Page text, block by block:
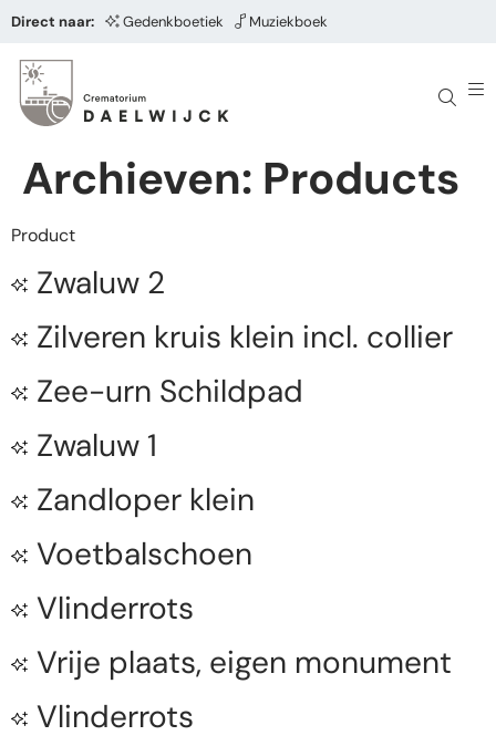
Direct naar: Gedenkboetiek Muziekboek
Archieven: Products
Product
Zwaluw 2
Zilveren kruis klein incl. collier
Zee-urn Schildpad
Zwaluw 1
Zandloper klein
Voetbalschoen
Vlinderrots
Vrije plaats, eigen monument
Vlinderrots